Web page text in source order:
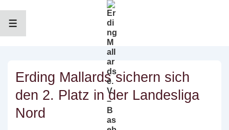
InhaltMENÜ
Erding Mallards sichern sich
den 2. Platz in der Landesliga
Nord